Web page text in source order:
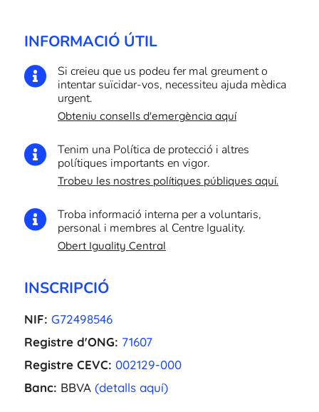
INFORMACIÓ ÚTIL

Si creieu que us podeu fer mal greument o
intentar suïcidar-vos, necessiteu ajuda mèdica
urgent.
Obteniu consells d'emergència aquí

Tenim una Política de protecció i altres
polítiques importants en vigor.
Trobeu les nostres polítiques públiques aquí.

Troba informació interna per a voluntaris,
personal i membres al Centre Iguality.
Obert Iguality Central
INSCRIPCIÓ
NIF: G72498546
Registre d'ONG: 71607
Registre CEVC: 002129-000
Banc: BBVA (detalls aquí)